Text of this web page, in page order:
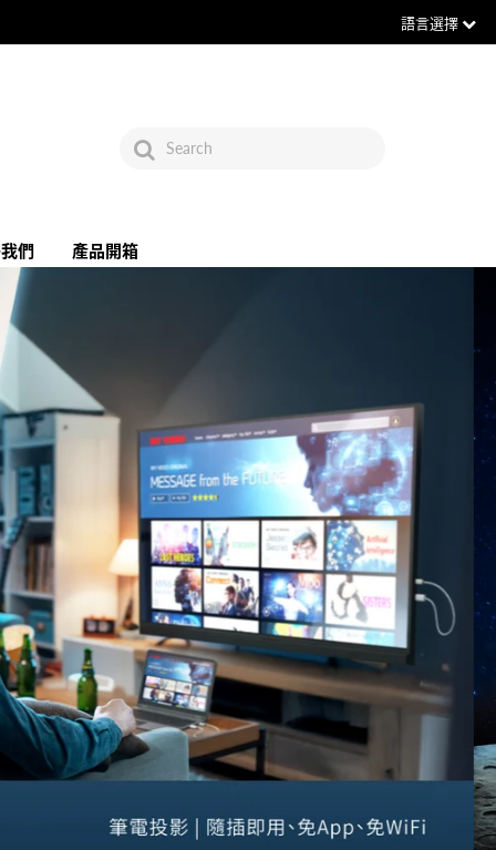
語言選擇
們 產品開箱